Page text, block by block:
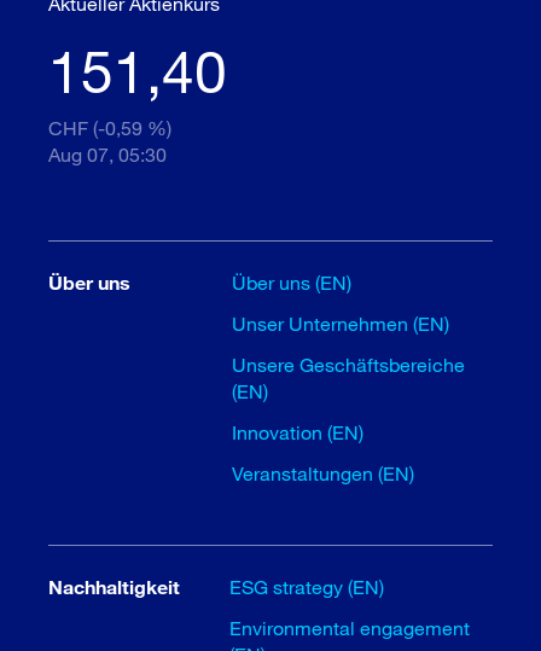
151,40
CHF (-0,59 %)
Aug 07, 05:30
Über uns
Über uns (EN)
Unser Unternehmen (EN)
Unsere Geschäftsbereiche
(EN)
Innovation (EN)
Veranstaltungen (EN)
Nachhaltigkeit
ESG strategy (EN)
Environmental engagement